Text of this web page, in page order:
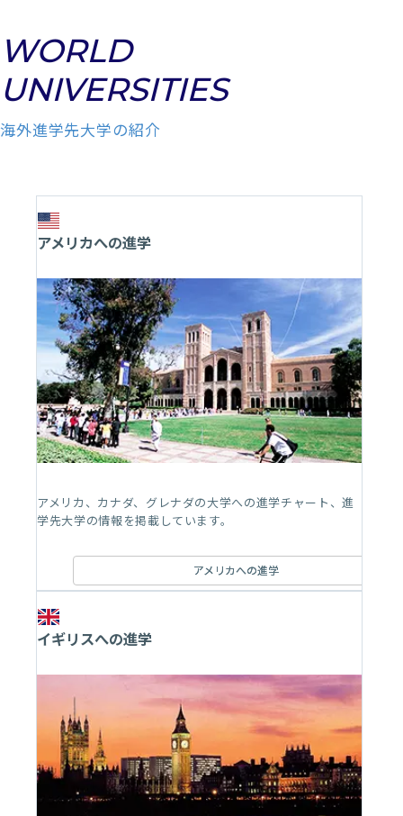
WORLD
UNIVERSITIES
海外進学先大学の紹介
アメリカへの進学
アメリカ、カナダ、グレナダの大学への進学チャート、進
学先大学の情報を掲載しています。
アメリカへの進学
イギリスへの進学